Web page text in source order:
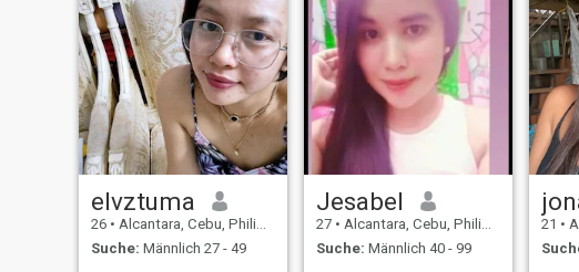
elvztuma
26 • Alcantara, Cebu, Philippinen
Suche: Männlich 27 - 49
Jesabel
27 • Alcantara, Cebu, Philippinen
Suche: Männlich 40 - 99
21 •